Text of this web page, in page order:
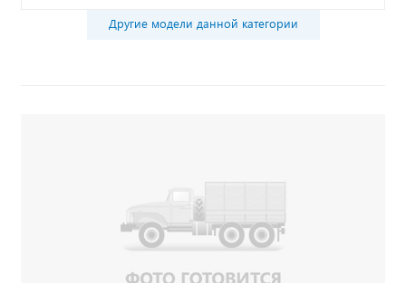
Другие модели данной категории